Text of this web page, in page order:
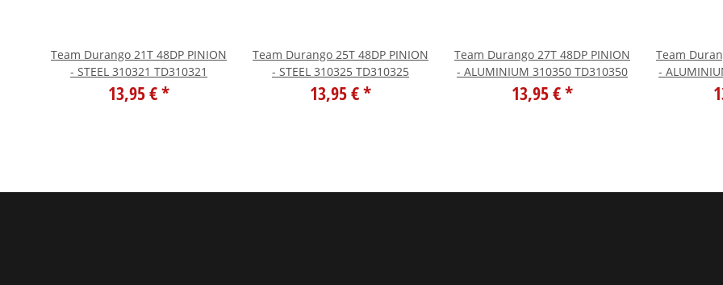
Team Durango 21T 48DP PINION
- STEEL 310321 TD310321
13,95 €*
Team Durango 25T 48DP PINION
- STEEL 310325 TD310325
13,95 €*
Team Durango 27T 48DP PINION
- ALUMINIUM 310350 TD310350
13,95 €*
Team
-